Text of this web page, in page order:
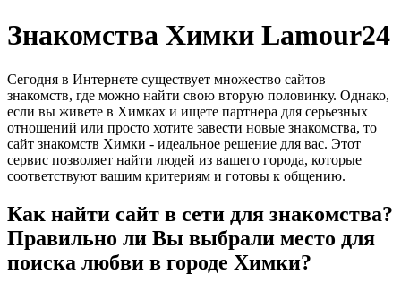
Знакомства Химки Lamour24
Сегодня в Интернете существует множество сайтов
знакомств, где можно найти свою вторую половинку. Однако,
если вы живете в Химках и ищете партнера для серьезных
отношений или просто хотите завести новые знакомства, то
сайт знакомств Химки - идеальное решение для вас. Этот
сервис позволяет найти людей из вашего города, которые
соответствуют вашим критериям и готовы к общению.
Как найти сайт в сети для знакомства?
Правильно ли Вы выбрали место для
поиска любви в городе Химки?